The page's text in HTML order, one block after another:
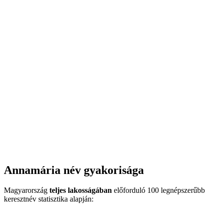
Annamária név gyakorisága
Magyarország teljes lakosságában előforduló 100 legnépszerűbb
keresztnév statisztika alapján: